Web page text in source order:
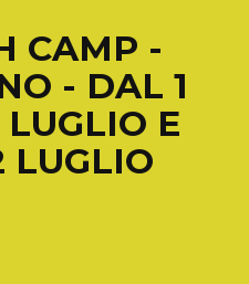
CAMP -
- DAL 1
E
LUGLIO